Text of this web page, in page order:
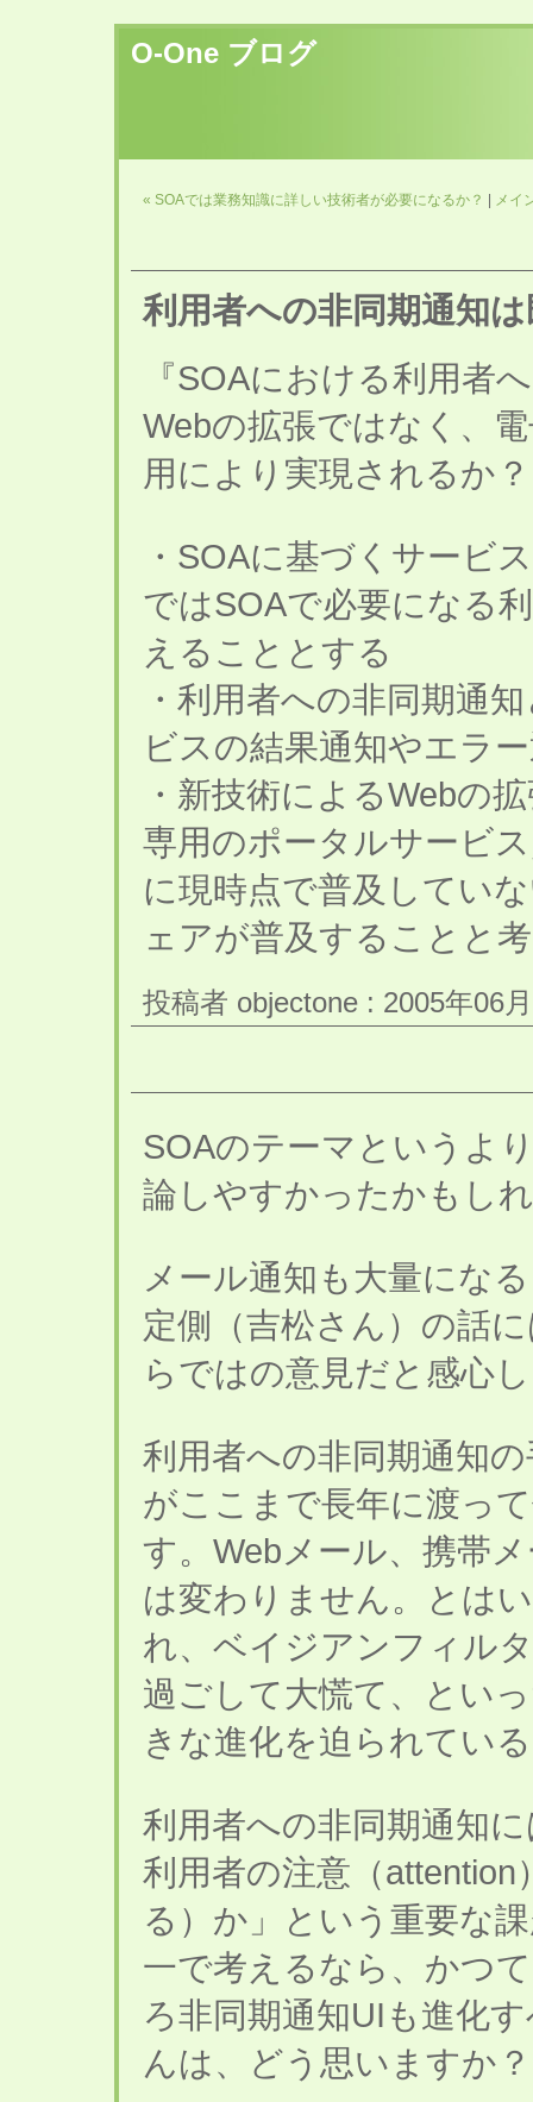
O-One ブログ
« SOAでは業務知識に詳しい技術者が必要になるか？ メイ
利用者への非同期通知
『SOAにおける利用者
Webの拡張ではなく、
用により実現されるか
・SOAに基づくサービ
ではSOAで必要になる
えることとする
・利用者への非同期通
ビスの結果通知やエラ
・新技術によるWebの
専用のポータルサービ
に現時点で普及してい
ェアが普及することと
投稿者 objectone : 2005年06
SOAのテーマというよ
論しやすかったかもし
メール通知も大量にな
定側（吉松さん）の話
らではの意見だと感心
利用者への非同期通知
がここまで長年に渡っ
す。Webメール、携帯
は変わりません。とは
れ、ベイジアンフィル
過ごして大慌て、とい
きな進化を迫られてい
利用者への非同期通知
利用者の注意（
る）か」という重要な
一で考えるなら、かつ
ろ非同期通知UIも進化
んは、どう思いますか？